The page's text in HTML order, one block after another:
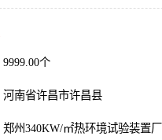
9999.00个
河南省许昌市许昌县
郑州340KW/㎡热环境试验装置厂